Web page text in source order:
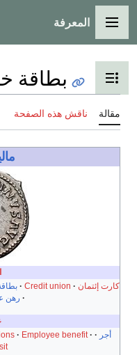
القائمة الرئيسية
المعرفة
تبديل عرض جدولبطاقة
مقالة ناقش هذه الصفحة
كارت إئتمان
Credit union
رهن
أجر
Employee benefit